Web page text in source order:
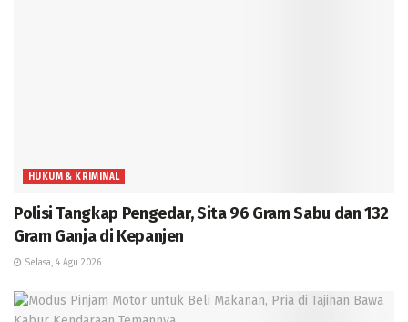
HUKUM & KRIMINAL
Polisi Tangkap Pengedar, Sita 96 Gram Sabu dan 132
Gram Ganja di Kepanjen
Selasa, 4 Agu 2026